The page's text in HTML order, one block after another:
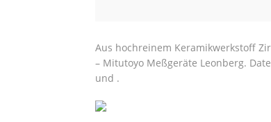
Aus hochreinem Keramikwerkstoff
– Mitutoyo Meßgeräte Leonberg.
und .